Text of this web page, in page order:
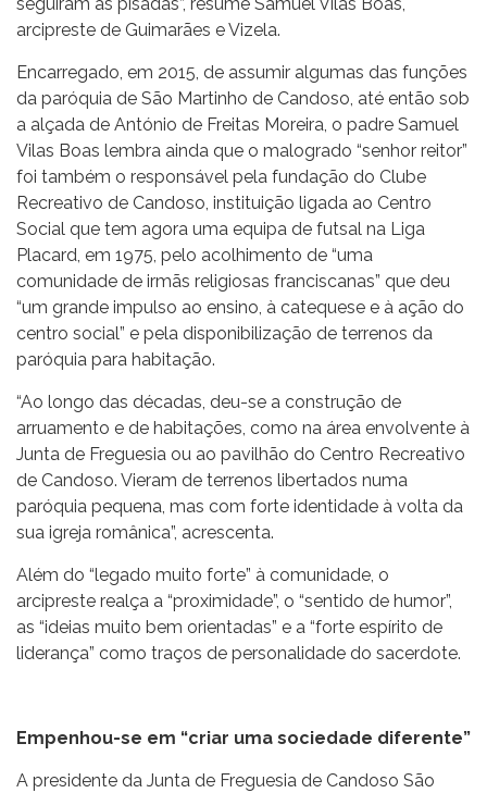
arcipreste de Guimarães e Vizela.
Encarregado, em 2015, de assumir algumas das funções
da paróquia de São Martinho de Candoso, até então sob
a alçada de António de Freitas Moreira, o padre Samuel
Vilas Boas lembra ainda que o malogrado “senhor reitor”
foi também o responsável pela fundação do Clube
Recreativo de Candoso, instituição ligada ao Centro
Social que tem agora uma equipa de futsal na Liga
Placard, em 1975, pelo acolhimento de “uma
comunidade de irmãs religiosas franciscanas” que deu
“um grande impulso ao ensino, à catequese e à ação do
centro social” e pela disponibilização de terrenos da
paróquia para habitação.
“Ao longo das décadas, deu-se a construção de
arruamento e de habitações, como na área envolvente à
Junta de Freguesia ou ao pavilhão do Centro Recreativo
de Candoso. Vieram de terrenos libertados numa
paróquia pequena, mas com forte identidade à volta da
sua igreja românica”, acrescenta.
Além do “legado muito forte” à comunidade, o
arcipreste realça a “proximidade”, o “sentido de humor”,
as “ideias muito bem orientadas” e a “forte espírito de
liderança” como traços de personalidade do sacerdote.
Empenhou-se em “criar uma sociedade diferente”
A presidente da Junta de Freguesia de Candoso São